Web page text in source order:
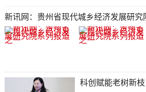
新讯网：贵州省现代城乡经济发展研究